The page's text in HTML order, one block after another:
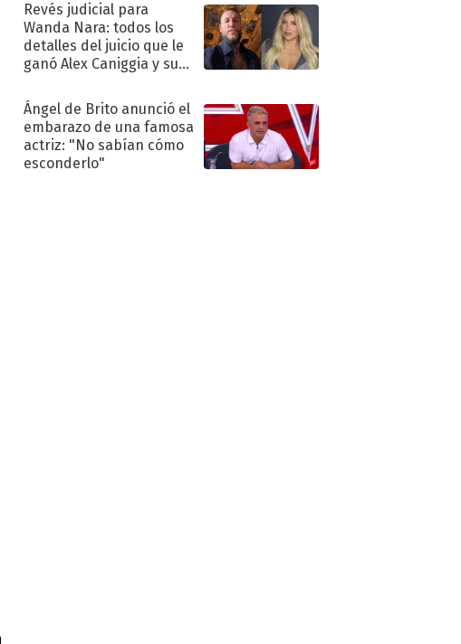
Revés judicial para
Wanda Nara: todos los
detalles del juicio que le
ganó Alex Caniggia y sus
Ángel de Brito anunció el
embarazo de una famosa
actriz: "No sabían cómo
esconderlo"